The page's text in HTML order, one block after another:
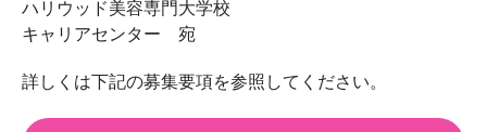
ハリウッド美容専門大学校
キャリアセンター 宛
詳しくは下記の募集要項を参照してください。